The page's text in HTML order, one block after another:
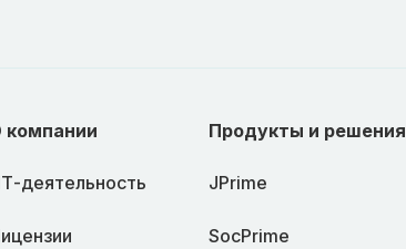
компании
деятельность
Продукты и решения
JPrime
SocPrime